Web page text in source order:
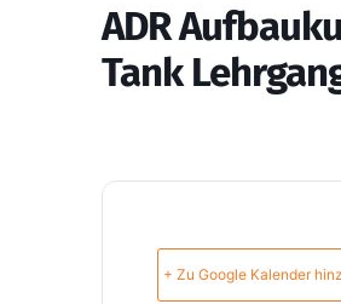
ADR
Tank
+ Zu Google Kalender